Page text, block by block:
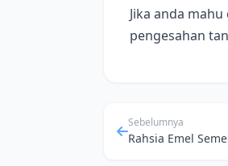
Jika anda mahu
pengesahan
Sebelumnya